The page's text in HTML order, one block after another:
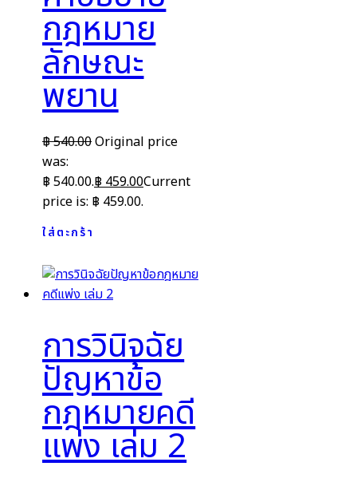
กฎหมาย
ลักษณะ
พยาน
฿540.00Original price
was:
฿ 540.00.฿459.00Current
price is: ฿ 459.00.
ใส่ตะกร้า
การวินิจฉัย
ปัญหาข้อ
กฎหมายคดี
แพ่ง เล่ม 2